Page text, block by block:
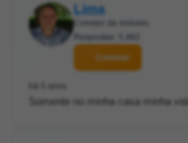
Lima
Corretor de imóveis
Respostas: 5.882
Contatar
há 5 anos
Somente no minha casa minha